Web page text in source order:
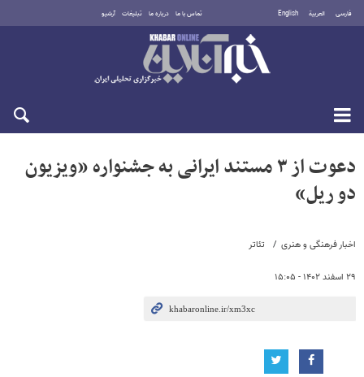
فارسی العربية English تماس با ما درباره ما تبلیغات آرشیو
جمعه ۱۶ مرداد ۱۴۰۵
اخبار فرهنگی و هنری تئاتر
۲۹ اسفند ۱۴۰۲ - ۱۵:۰۵
دعوت از ۳ مستند ایرانی به جشنواره «ویزیون
دو ریل»